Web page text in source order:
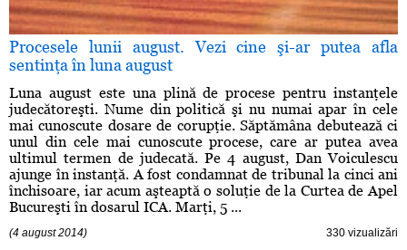
Procesele lunii august. Vezi cine şi-ar putea afla
sentinţa în luna august
Luna august este una plină de procese pentru instanţele
judecătoreşti. Nume din politică şi nu numai apar în cele
mai cunoscute dosare de corupţie. Săptămâna debutează ci
unul din cele mai cunoscute procese, care ar putea avea
ultimul termen de judecată. Pe 4 august, Dan Voiculescu
ajunge în instanţă. A fost condamnat de tribunal la cinci ani
închisoare, iar acum aşteaptă o soluţie de la Curtea de Apel
Bucureşti în dosarul ICA. Marţi, 5 ...
(4 august 2014) 330 vizualizări